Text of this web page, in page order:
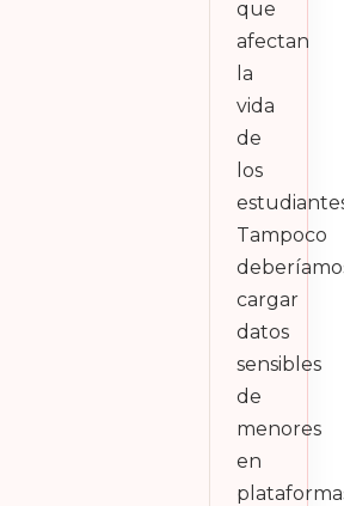
que
afectan
la
vida
de
los
Tampoco
cargar
datos
sensibles
de
menores
en